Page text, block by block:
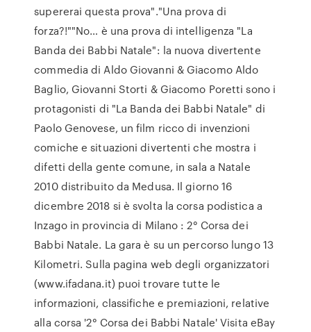
supererai questa prova"."Una prova di
forza?!""No… è una prova di intelligenza "La
Banda dei Babbi Natale": la nuova divertente
commedia di Aldo Giovanni & Giacomo Aldo
Baglio, Giovanni Storti & Giacomo Poretti sono i
protagonisti di "La Banda dei Babbi Natale" di
Paolo Genovese, un film ricco di invenzioni
comiche e situazioni divertenti che mostra i
difetti della gente comune, in sala a Natale
2010 distribuito da Medusa. Il giorno 16
dicembre 2018 si è svolta la corsa podistica a
Inzago in provincia di Milano : 2° Corsa dei
Babbi Natale. La gara è su un percorso lungo 13
Kilometri. Sulla pagina web degli organizzatori
(www.ifadana.it) puoi trovare tutte le
informazioni, classifiche e premiazioni, relative
alla corsa '2° Corsa dei Babbi Natale' Visita eBay